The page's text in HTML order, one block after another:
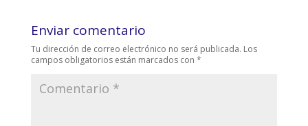
Enviar comentario
Tu dirección de correo electrónico no será publicada. Los
campos obligatorios están marcados con *